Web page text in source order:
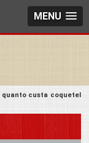
MENU
quanto custa coquetel